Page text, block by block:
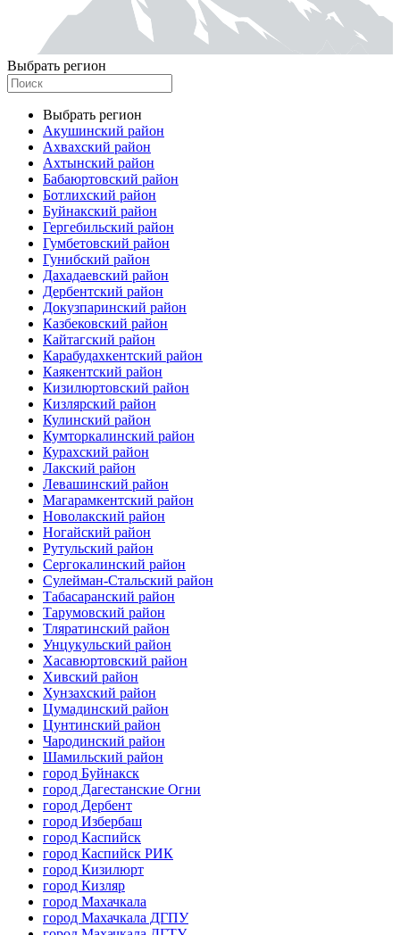
Выбрать регион
Выбрать регион
Акушинский район
Ахвахский район
Ахтынский район
Бабаюртовский район
Ботлихский район
Буйнакский район
Гергебильский район
Гумбетовский район
Гунибский район
Дахадаевский район
Дербентский район
Докузпаринский район
Казбековский район
Кайтагский район
Карабудахкентский район
Каякентский район
Кизилюртовский район
Кизлярский район
Кулинский район
Кумторкалинский район
Курахский район
Лакский район
Левашинский район
Магарамкентский район
Новолакский район
Ногайский район
Рутульский район
Сергокалинский район
Сулейман-Стальский район
Табасаранский район
Тарумовский район
Тляратинский район
Унцукульский район
Хасавюртовский район
Хивский район
Хунзахский район
Цумадинский район
Цунтинский район
Чародинский район
Шамильский район
город Буйнакск
город Дагестанские Огни
город Дербент
город Избербаш
город Каспийск
город Каспийск РИК
город Кизилюрт
город Кизляр
город Махачкала
город Махачкала ДГПУ